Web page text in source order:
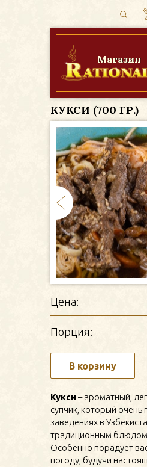
О
Доставка и
Магазин
ПЕРВЫЕ
ВТОРЫЕ
ГАРНИРЫ
ХЛЕБ И
НАПИТКИ
ЗАВТРАКИ
САЛАТЫ
КУКСИ (700 ГР.)
Цена:
Порция:
В корзину
Кукси – ароматный,
супчик, который очень
заведениях в
традиционным блюдом
Особенно порадует
погоду, будучи